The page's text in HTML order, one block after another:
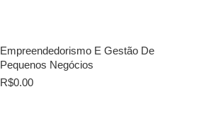
Empreendedorismo E Gestão De
Pequenos Negócios
R$0.00